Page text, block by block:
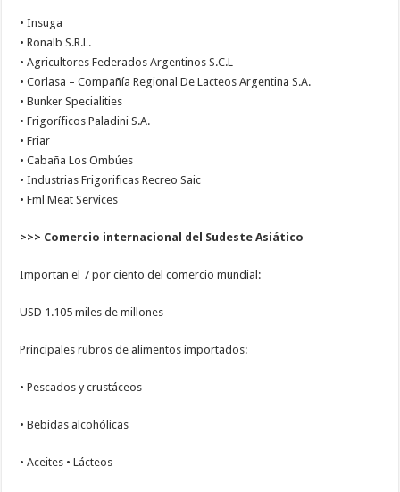
• Insuga
• Ronalb S.R.L.
• Agricultores Federados Argentinos S.C.L
• Corlasa – Compañía Regional De Lacteos Argentina S.A.
• Bunker Specialities
• Frigoríficos Paladini S.A.
• Friar
• Cabaña Los Ombúes
• Industrias Frigorificas Recreo Saic
• Fml Meat Services
>>> Comercio internacional del Sudeste Asiático
Importan el 7 por ciento del comercio mundial:
USD 1.105 miles de millones
Principales rubros de alimentos importados:
• Pescados y crustáceos
• Bebidas alcohólicas
• Aceites • Lácteos